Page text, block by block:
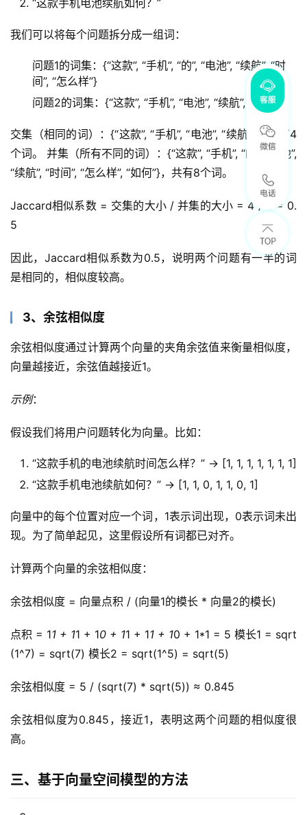
我们可以将每个问题拆分成一组词：
问题1的词集：{“这款”, “手机”, “的”, “电池”, “续航”, “时
间”, “怎么样”}
问题2的词集：{“这款”, “手机”, “电池”, “续航”, “如何”}
交集（相同的词）：{“这款”, “手机”, “电池”, “续航”}，共有4
个词。 并集（所有不同的词）：{“这款”, “手机”, “的”, “电池”,
“续航”, “时间”, “怎么样”, “如何”}，共有8个词。
Jaccard相似系数 = 交集的大小 / 并集的大小 = 4 / 8 = 0.
5
因此，Jaccard相似系数为0.5，说明两个问题有一半的词
是相同的，相似度较高。
3、余弦相似度
余弦相似度通过计算两个向量的夹角余弦值来衡量相似度，
向量越接近，余弦值越接近1。
示例：
假设我们将用户问题转化为向量。比如：
“这款手机的电池续航时间怎么样？” -> [1, 1, 1, 1, 1, 1, 1]
“这款手机电池续航如何？” -> [1, 1, 0, 1, 1, 0, 1]
向量中的每个位置对应一个词，1表示词出现，0表示词未出
现。为了简单起见，这里假设所有词都已对齐。
计算两个向量的余弦相似度：
余弦相似度 = 向量点积 / (向量1的模长 * 向量2的模长)
点积 = 11 + 11 + 10 + 11 + 11 + 10 + 1*1 = 5 模长1 = sqrt
(1^7) = sqrt(7) 模长2 = sqrt(1^5) = sqrt(5)
余弦相似度 = 5 / (sqrt(7) * sqrt(5)) ≈ 0.845
余弦相似度为0.845，接近1，表明这两个问题的相似度很
高。
三、基于向量空间模型的方法